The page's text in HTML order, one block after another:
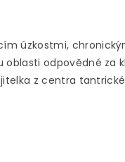
úzkostmi,
odpovědné za
z centra